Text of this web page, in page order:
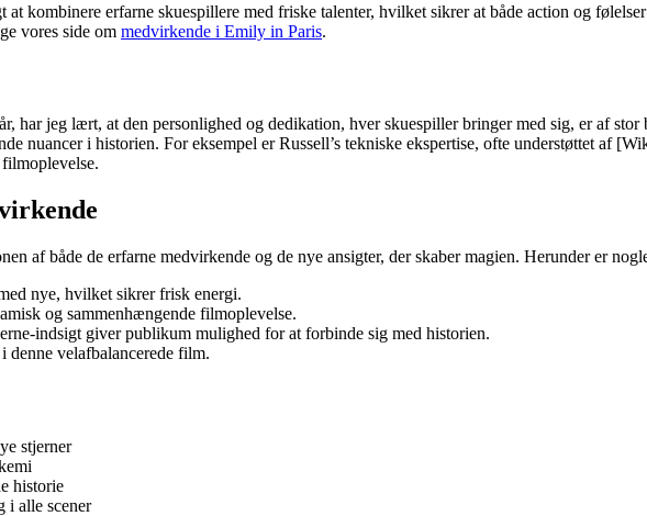
kombinere erfarne skuespillere med friske talenter, hvilket sikrer at både action og
vores side om medvirkende i Emily in Paris.
har jeg lært, at den personlighed og dedikation, hver skuespiller bringer med sig, er af
nuancer i historien. For eksempel er Russell’s tekniske ekspertise, ofte understøttet af
af både de erfarne medvirkende og de nye ansigter, der skaber magien. Herunder er
nye, hvilket sikrer frisk energi.
og sammenhængende filmoplevelse.
indsigt giver publikum mulighed for at forbinde sig med historien.
denne velafbalancerede film.
stjerner
historie
i alle scener